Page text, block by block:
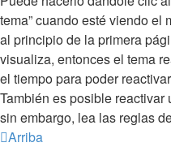
tema” cuando esté viendo el
al principio de la primera
visualiza, entonces el tema
el tiempo para poder
También es posible
sin embargo, lea las reglas
Arriba